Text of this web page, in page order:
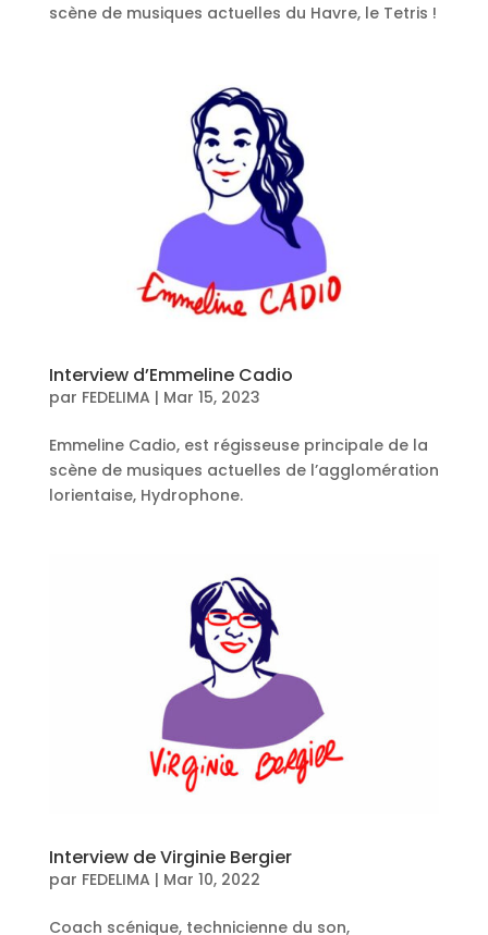
scène de musiques actuelles du Havre, le Tetris !
Interview d’Emmeline Cadio
par FEDELIMA | Mar 15, 2023
Emmeline Cadio, est régisseuse principale de la
scène de musiques actuelles de l’agglomération
lorientaise, Hydrophone.
Interview de Virginie Bergier
par FEDELIMA | Mar 10, 2022
Coach scénique, technicienne du son,